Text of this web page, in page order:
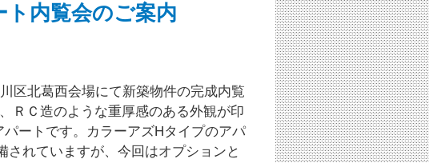
ト内覧会のご案内
区北葛西会場にて新築物件の完成内覧
ＲＣ造のような重厚感のある外観が印
ートです。カラーアズHタイプのアパ
されていますが、今回はオプションと